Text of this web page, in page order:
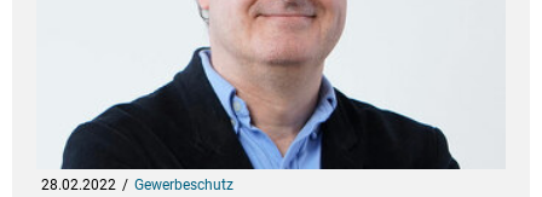
28.02.2022 Gewerbeschutz